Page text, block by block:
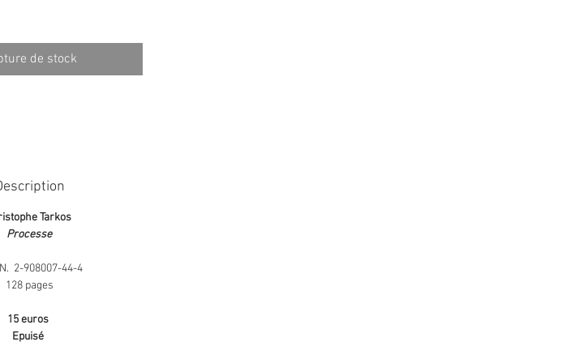
de stock
Tarkos
Processe
2-908007-44-4
128 pages
15 euros
Epuisé